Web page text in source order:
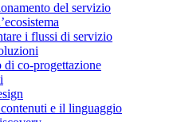
del servizio
i flussi di servizio
di co-progettazione
e il linguaggio